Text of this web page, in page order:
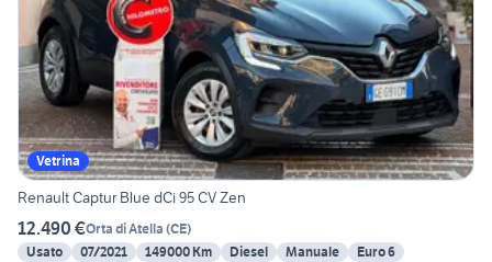
Vetrina
Renault Captur Blue dCi 95 CV Zen
12.490 €Orta di Atella (CE)
Usato
07/2021 149000 Km Diesel Manuale
Euro 6